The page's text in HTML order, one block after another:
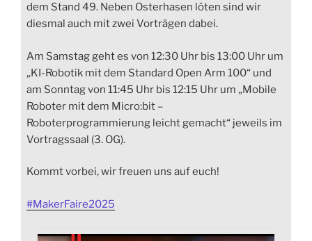
dem Stand 49. Neben Osterhasen löten sind wir
diesmal auch mit zwei Vorträgen dabei.
Am Samstag geht es von 12:30 Uhr bis 13:00 Uhr um
„KI-Robotik mit dem Standard Open Arm 100“ und
am Sonntag von 11:45 Uhr bis 12:15 Uhr um „Mobile
Roboter mit dem Micro:bit –
Roboterprogrammierung leicht gemacht“ jeweils im
Vortragssaal (3. OG).
Kommt vorbei, wir freuen uns auf euch!
#MakerFaire2025